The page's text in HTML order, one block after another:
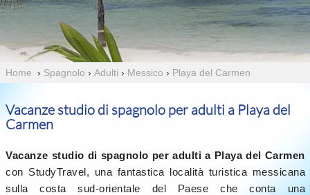
Home › Spagnolo › Adulti › Messico › Playa del Carmen
Vacanze studio di spagnolo per adulti a Playa del
Carmen
Vacanze studio di spagnolo per adulti a Playa del Carmen
con StudyTravel, una fantastica località turistica messicana
sulla costa sud-orientale del Paese che conta una